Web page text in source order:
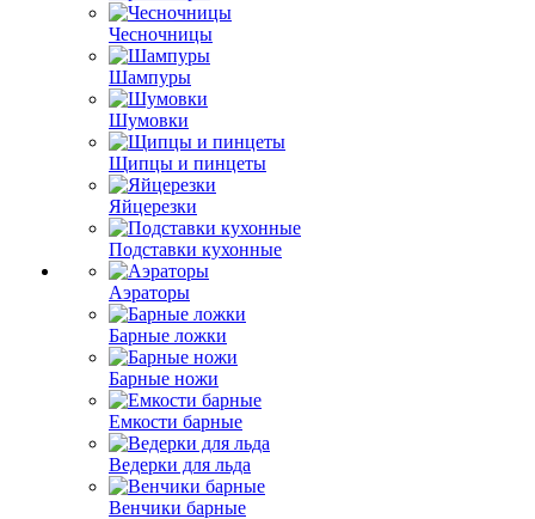
Чесночницы
Шампуры
Шумовки
Щипцы и пинцеты
Яйцерезки
Подставки кухонные
Аэраторы
Барные ложки
Барные ножи
Емкости барные
Ведерки для льда
Венчики барные